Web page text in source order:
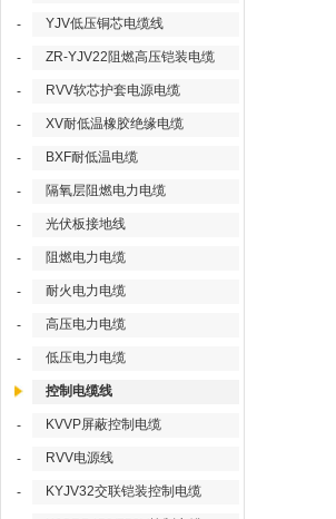
- YJV低压铜芯电缆线
- ZR-YJV22阻燃高压铠装电缆
- RVV软芯护套电源电缆
- XV耐低温橡胶绝缘电缆
- BXF耐低温电缆
- 隔氧层阻燃电力电缆
- 光伏板接地线
- 阻燃电力电缆
- 耐火电力电缆
- 高压电力电缆
- 低压电力电缆
控制电缆线
- KVVP屏蔽控制电缆
- RVV电源线
- KYJV32交联铠装控制电缆